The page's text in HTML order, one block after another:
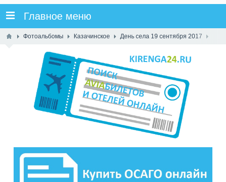
Главное меню
Фотоальбомы Казачинское День села 19 сентября 2017